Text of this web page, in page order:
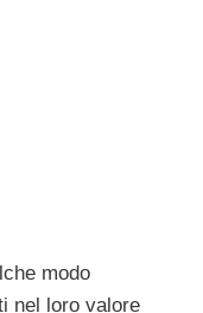
modo
nel loro valore